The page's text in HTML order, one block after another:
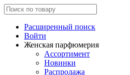
Расширенный поиск
Войти
Женская парфюмерия
Ассортимент
Новинки
Распродажа